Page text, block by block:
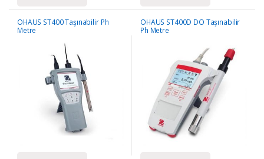
OHAUS ST400 Taşınabilir Ph
Metre
OHAUS ST400D DO Taşınabilir
Ph Metre